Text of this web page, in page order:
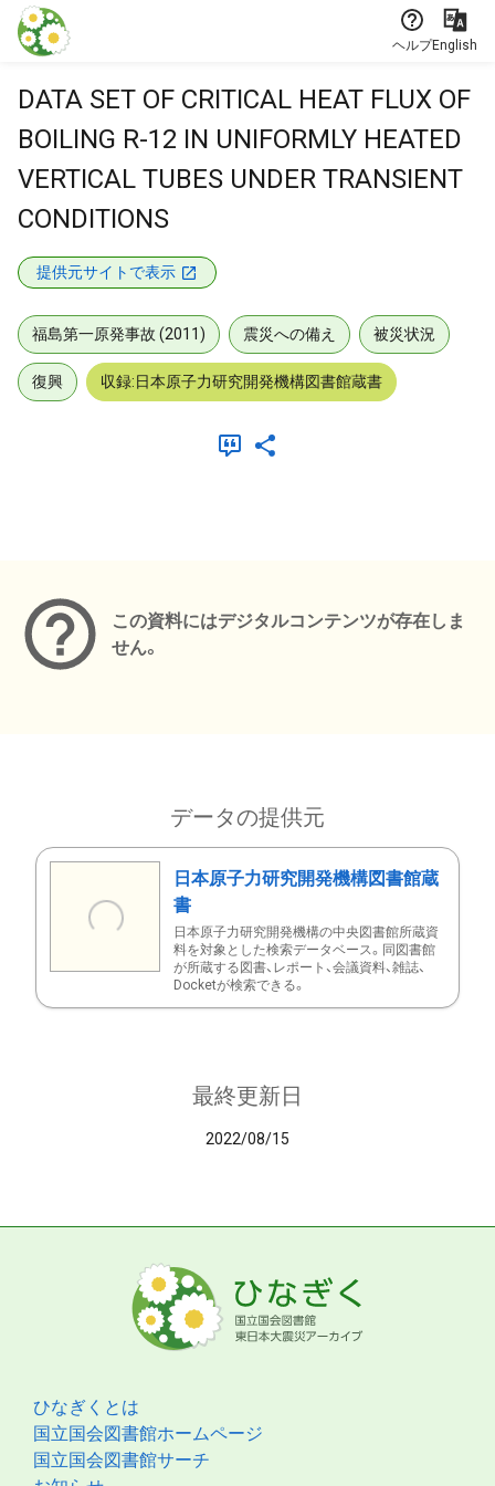
本文に飛ぶ
ヘルプEnglish
DATA SET OF CRITICAL HEAT FLUX OF
BOILING R-12 IN UNIFORMLY HEATED
VERTICAL TUBES UNDER TRANSIENT
CONDITIONS
提供元サイトで表示
福島第一原発事故 (2011) 震災への備え 被災状況
復興 収録:日本原子力研究開発機構図書館蔵書
この資料にはデジタルコンテンツが存在しま
せん。
データの提供元
日本原子力研究開発機構図書館蔵
書
日本原子力研究開発機構の中央図書館所蔵資
料を対象とした検索データベース。同図書館
が所蔵する図書、レポート、会議資料、雑誌、
Docketが検索できる。
最終更新日
2022/08/15
ひなぎくとは
国立国会図書館ホームページ
国立国会図書館サーチ